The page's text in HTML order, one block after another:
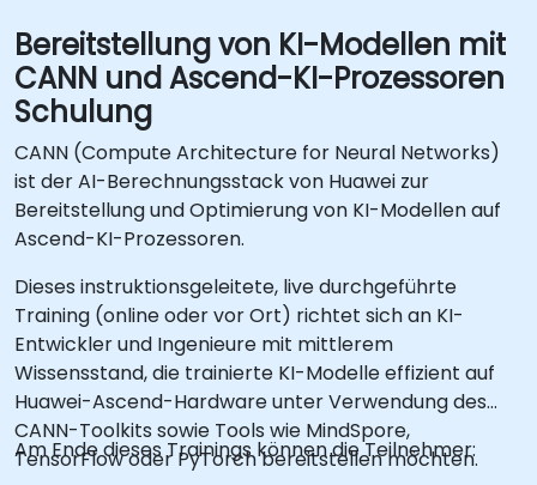
Bereitstellung von KI-Modellen mit
CANN und Ascend-KI-Prozessoren
Schulung
CANN (Compute Architecture for Neural Networks)
ist der AI-Berechnungsstack von Huawei zur
Bereitstellung und Optimierung von KI-Modellen auf
Ascend-KI-Prozessoren.
Dieses instruktionsgeleitete, live durchgeführte
Training (online oder vor Ort) richtet sich an KI-
Entwickler und Ingenieure mit mittlerem
Wissensstand, die trainierte KI-Modelle effizient auf
Huawei-Ascend-Hardware unter Verwendung des
CANN-Toolkits sowie Tools wie MindSpore,
TensorFlow oder PyTorch bereitstellen möchten.
Am Ende dieses Trainings können die Teilnehmer: